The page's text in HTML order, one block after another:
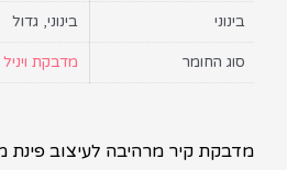
בינוני בינוני, גדול
סוג החומר מדבקת
מדבקת קיר מרהיבה לעיצוב פינת